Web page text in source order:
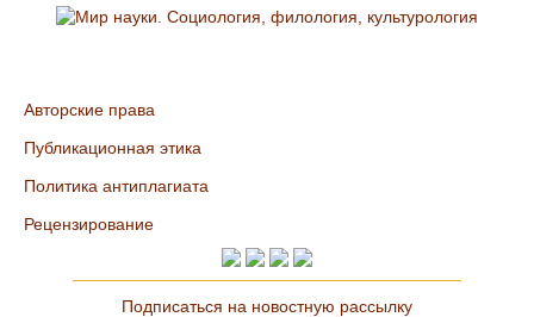
Авторские права
Публикационная этика
Политика антиплагиата
Рецензирование
Подписаться на новостную рассылку